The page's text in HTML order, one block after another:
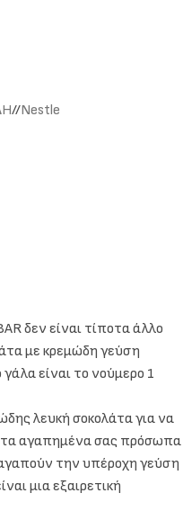
/ Nestle
δεν είναι τίποτα άλλο
με κρεμώδη γεύση
είναι το νούμερο 1
λευκή σοκολάτα για να
τα αγαπημένα σας πρόσωπα
αγαπούν την υπέροχη γεύση
μια εξαιρετική